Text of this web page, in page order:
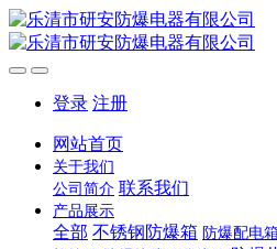
登录 注册
网站首页
关于我们
公司简介 联系我们
产品展示
全部 不锈钢防爆箱 防爆配电